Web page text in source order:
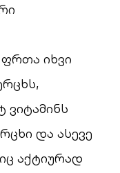
ფრთა იხვი
და ასევე
აქტიურად